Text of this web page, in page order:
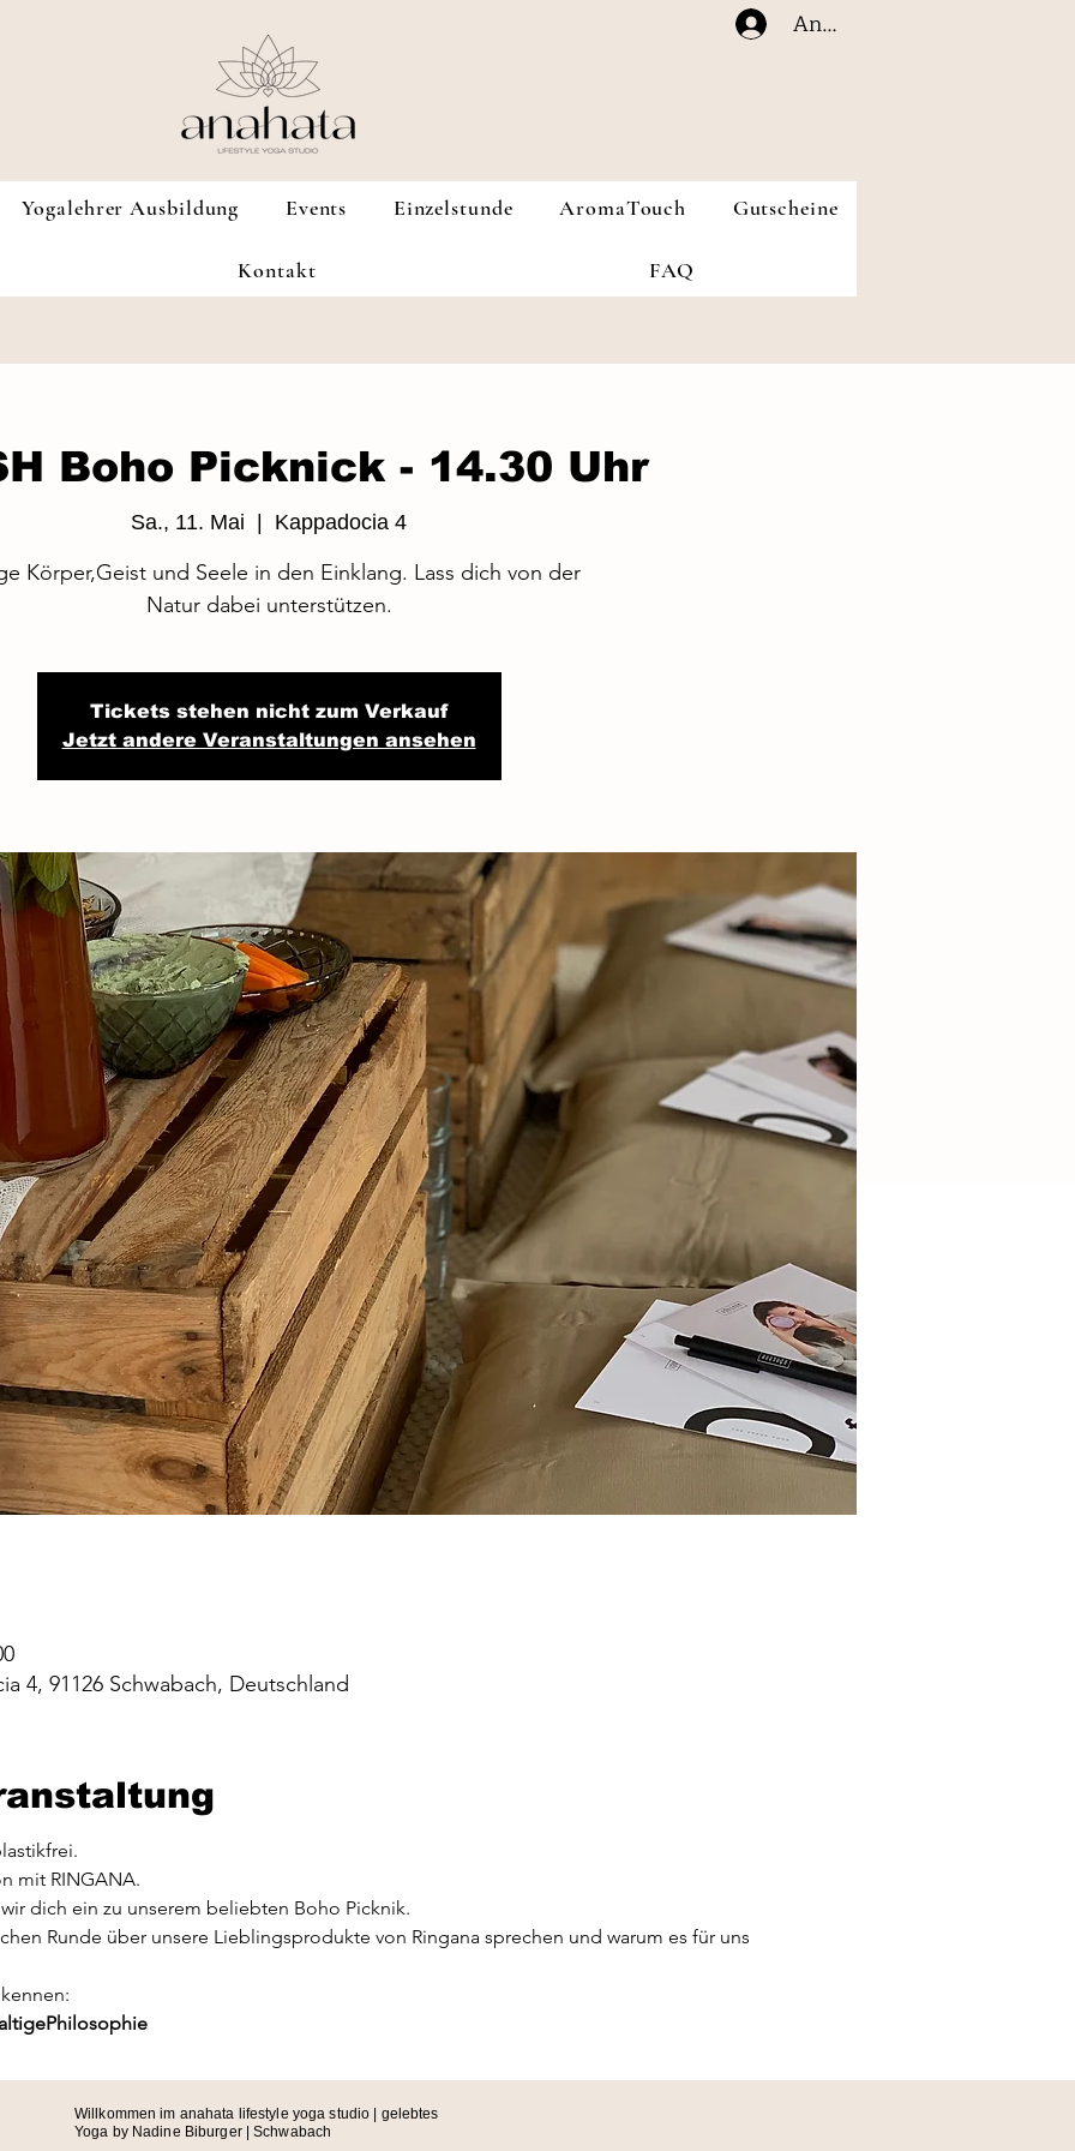
Anmelden
Yogalehrer Ausbildung Events Einzelstunde AromaTouch Gutscheine
Kontakt FAQ
Boho Picknick - 14.30 Uhr
Sa., 11. Mai Kappadocia 4
Körper,Geist und Seele in den Einklang. Lass dich von der
Natur dabei unterstützen.
Tickets stehen nicht zum Verkauf
Jetzt andere Veranstaltungen ansehen
4, 91126 Schwabach, Deutschland
mit RINGANA.
dich ein zu unserem beliebten Boho Picknik.
Runde über unsere Lieblingsprodukte von Ringana sprechen und warum es für uns
Philosophie
Willkommen im anahata lifestyle yoga studio | gelebtes
Yoga by Nadine Biburger | Schwabach